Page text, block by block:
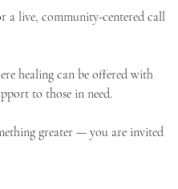
a live, community-centered call
healing can be offered with
to those in need.
greater — you are invited